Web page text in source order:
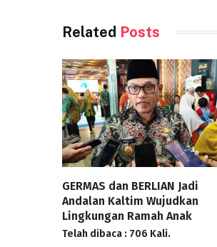
Related Posts
GERMAS dan BERLIAN Jadi
Andalan Kaltim Wujudkan
Lingkungan Ramah Anak
Telah dibaca : 706 Kali.